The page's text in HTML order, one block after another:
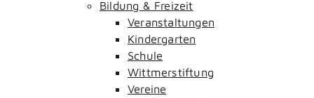
Bildung & Freizeit
Veranstaltungen
Kindergarten
Schule
Wittmerstiftung
Vereine